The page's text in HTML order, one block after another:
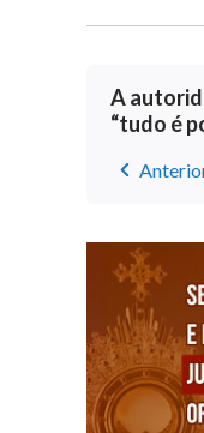
A
“tudo é